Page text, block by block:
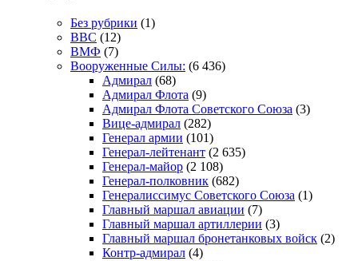
Без рубрики (1)
ВВС (12)
ВМФ (7)
Вооруженные Силы: (6 436)
Адмирал (68)
Адмирал Флота (9)
Адмирал Флота Советского Союза (3)
Вице-адмирал (282)
Генерал армии (101)
Генерал-лейтенант (2 635)
Генерал-майор (2 108)
Генерал-полковник (682)
Генералиссимус Советского Союза (1)
Главный маршал авиации (7)
Главный маршал артиллерии (3)
Главный маршал бронетанковых войск (2)
Контр-адмирал (4)